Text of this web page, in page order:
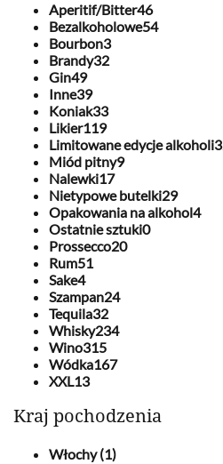
Aperitif/Bitter46
Bezalkoholowe54
Bourbon3
Brandy32
Gin49
Inne39
Koniak33
Likier119
Limitowane edycje alkoholi
Miód pitny9
Nalewki17
Nietypowe butelki29
Opakowania na alkohol4
Ostatnie sztuki0
Prossecco20
Rum51
Sake4
Szampan24
Tequila32
Whisky234
Wino315
Wódka167
XXL13
Kraj pochodzenia
Włochy (1)